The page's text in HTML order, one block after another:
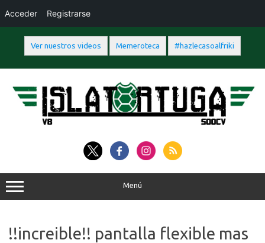
Ver nuestros videos Memeroteca #hazlecasoalfriki
contenido
Menú
!!increible!! pantalla flexible mas
Acceder Registrarse